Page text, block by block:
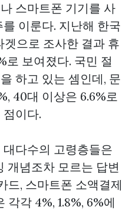
스마트폰 기기를 사
이룬다. 지난해 한국
겟으로 조사한 결과 휴
로 보여졌다. 국민 절
하고 있는 셈인데, 문
40대 이상은 6.6%로
이다.
다수의 고령층들은
개념조차 모르는 답변
드, 스마트폰 소액결제
각 4%, 1.8%, 6%에